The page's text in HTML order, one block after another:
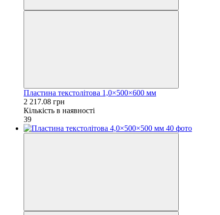
Пластина текстолітова 1,0×500×600 мм
2 217.08 грн
Кількість в наявності
39